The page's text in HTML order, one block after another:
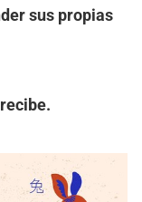
sus propias